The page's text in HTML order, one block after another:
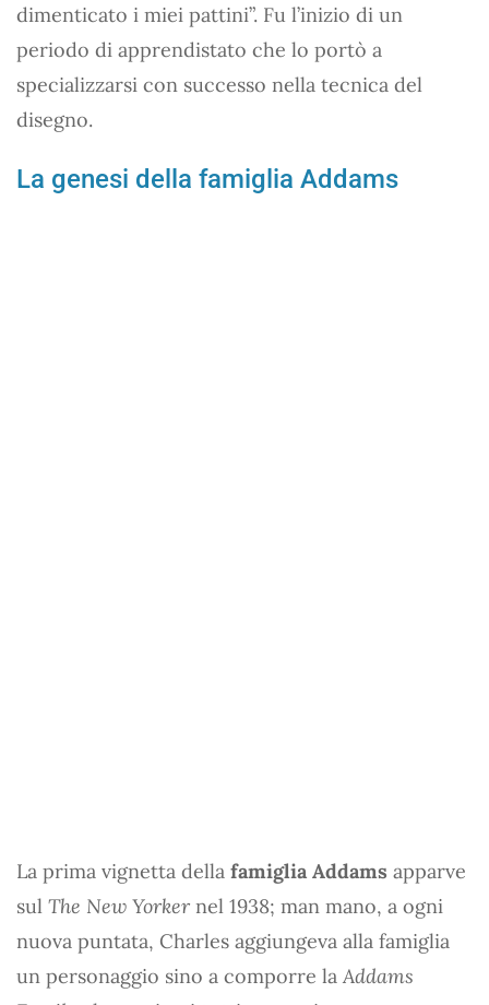
dimenticato i miei pattini”. Fu l’inizio di un
periodo di apprendistato che lo portò a
specializzarsi con successo nella tecnica del
disegno.
La genesi della famiglia Addams
La prima vignetta della famiglia Addams apparve
sul The New Yorker nel 1938; man mano, a ogni
nuova puntata, Charles aggiungeva alla famiglia
un personaggio sino a comporre la Addams